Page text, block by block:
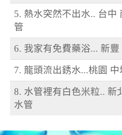
5. 熱水突然不出水.. 台中
管
6. 我家有免費藥浴... 新
7. 龍頭流出銹水...桃園
8. 水管裡有白色米粒.. 新
水管